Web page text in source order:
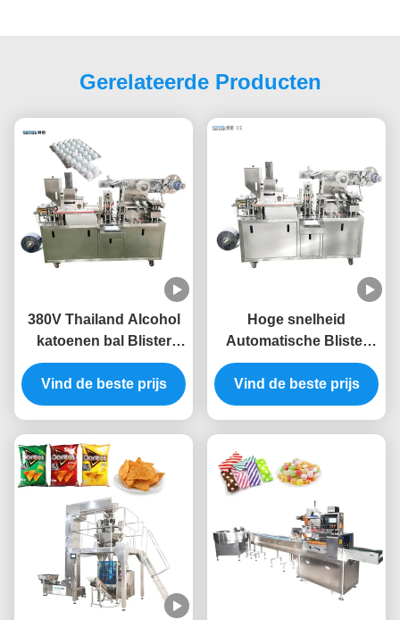
Gerelateerde Producten
380V Thailand Alcohol
katoenen bal Blister
verpakkingsmachine
platte plaat type
Vind de beste prijs
Hoge snelheid
Automatische Blister
Packing Machine Tablet
Blister Machine 220v
Vind de beste prijs